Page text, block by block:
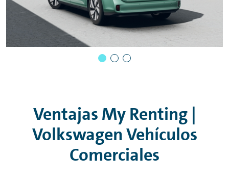
Ventajas My Renting|
Volkswagen Vehículos
Comerciales